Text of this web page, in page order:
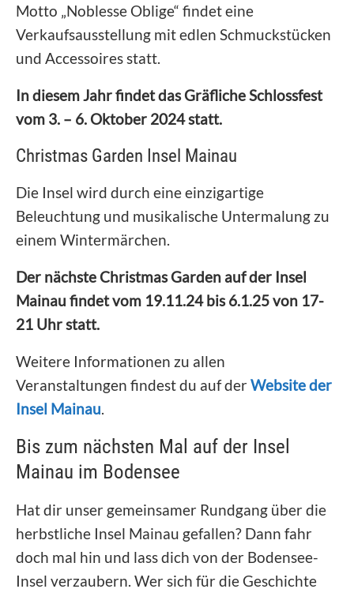
Motto „Noblesse Oblige“ findet eine
Verkaufsausstellung mit edlen Schmuckstücken
und Accessoires statt.
In diesem Jahr findet das Gräfliche Schlossfest
vom 3. – 6. Oktober 2024 statt.
Christmas Garden Insel Mainau
Die Insel wird durch eine einzigartige
Beleuchtung und musikalische Untermalung zu
einem Wintermärchen.
Der nächste Christmas Garden auf der Insel
Mainau findet vom 19.11.24 bis 6.1.25 von 17-
21 Uhr statt.
Weitere Informationen zu allen
Veranstaltungen findest du auf derWebsite der
Insel Mainau.
Bis zum nächsten Mal auf der Insel
Mainau im Bodensee
Hat dir unser gemeinsamer Rundgang über die
herbstliche Insel Mainau gefallen? Dann fahr
doch mal hin und lass dich von der Bodensee-
Insel verzaubern. Wer sich für die Geschichte